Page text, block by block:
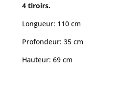
4 tiroirs.
Longueur: 110 cm
Profondeur: 35 cm
Hauteur: 69 cm